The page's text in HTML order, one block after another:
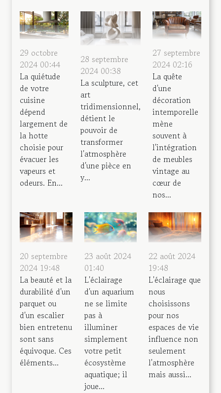
29 octobre
2024 00:44
La quiétude
de votre
cuisine
dépend
largement de
la hotte
choisie pour
évacuer les
vapeurs et
odeurs. En...
28 septembre
2024 00:38
La sculpture, cet
art
tridimensionnel,
détient le
pouvoir de
transformer
l'atmosphère
d'une pièce en
y...
27 septembre
2024 02:16
La quête
d'une
décoration
intemporelle
mène
souvent à
l'intégration
de meubles
vintage au
cœur de
nos...
20 septembre
2024 19:48
La beauté et la
durabilité d'un
parquet ou
d'un escalier
bien entretenu
sont sans
équivoque. Ces
éléments...
23 août 2024
01:40
L'éclairage
d'un aquarium
ne se limite
pas à
illuminer
simplement
votre petit
écosystème
aquatique; il
joue...
22 août 2024
19:48
L'éclairage que
nous
choisissons
pour nos
espaces de vie
influence non
seulement
l'atmosphère
mais aussi...